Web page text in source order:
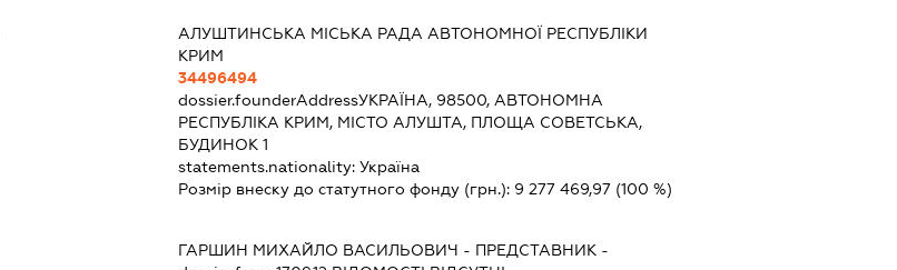
АЛУШТИНСЬКА МІСЬКА РАДА АВТОНОМНОЇ РЕСПУБЛІКИ
КРИМ
34496494
dossier.founderAddressУКРАЇНА, 98500, АВТОНОМНА
РЕСПУБЛІКА КРИМ, МІСТО АЛУШТА, ПЛОЩА СОВЕТСЬКА,
БУДИНОК 1
statements.nationality: Україна
Розмір внеску до статутного фонду (грн.): 9 277 469,97(100 %)
ГАРШИН МИХАЙЛО ВАСИЛЬОВИЧ - ПРЕДСТАВНИК -